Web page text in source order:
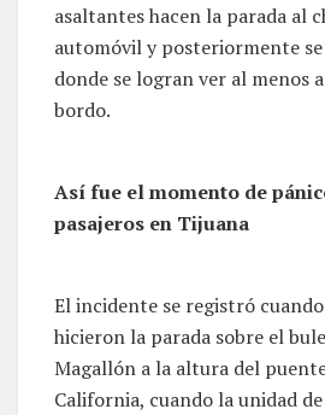
asaltantes hacen la parada al
automóvil y posteriormente
donde se logran ver al menos
bordo.
Así fue el momento de
pasajeros en Tijuana
El incidente se registró
hicieron la parada sobre el
Magallón a la altura del
California, cuando la unidad